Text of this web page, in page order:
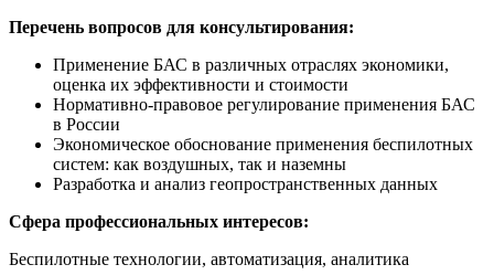
Перечень вопросов для консультирования:
Применение БАС в различных отраслях экономики,
оценка их эффективности и стоимости
Нормативно-правовое регулирование применения БАС
в России
Экономическое обоснование применения беспилотных
систем: как воздушных, так и наземны
Разработка и анализ геопространственных данных
Сфера профессиональных интересов:
Беспилотные технологии, автоматизация, аналитика